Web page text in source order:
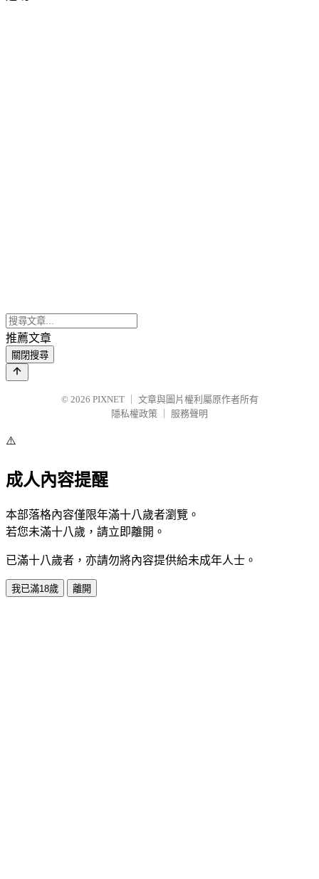
推薦文章
關閉搜尋
© 2026 PIXNET
文章與圖片權利屬原作者所有
隱私權政策
服務聲明
⚠️
成人內容提醒
本部落格內容僅限年滿十八歲者瀏覽。
若您未滿十八歲，請立即離開。
已滿十八歲者，亦請勿將內容提供給未成年人士。
我已滿18歲 離開